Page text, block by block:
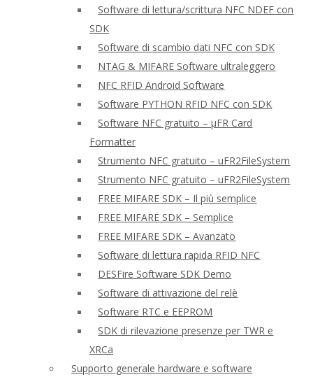
Software di lettura/scrittura NFC NDEF con
SDK
Software di scambio dati NFC con SDK
NTAG & MIFARE Software ultraleggero
NFC RFID Android Software
Software PYTHON RFID NFC con SDK
Software NFC gratuito – μFR Card
Formatter
Strumento NFC gratuito – uFR2FileSystem
Strumento NFC gratuito – uFR2FileSystem
FREE MIFARE SDK – Il più semplice
FREE MIFARE SDK – Semplice
FREE MIFARE SDK – Avanzato
Software di lettura rapida RFID NFC
DESFire Software SDK Demo
Software di attivazione del relè
Software RTC e EEPROM
SDK di rilevazione presenze per TWR e
XRCa
Supporto generale hardware e software